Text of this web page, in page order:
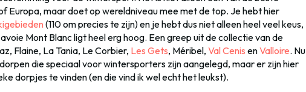
Europa, maar doet op wereldniveau mee met de top. Je hebt hier
(110 om precies te zijn) en je hebt dus niet alleen heel veel keus,
Mont Blanc ligt heel erg hoog. Een greep uit de collectie van de
Flaine, La Tania, Le Corbier, Les Gets, Méribel, Val Cenis enValloire. Nu
die speciaal voor wintersporters zijn aangelegd, maar er zijn hier
dorpjes te vinden (en die vind ik wel echt het leukst).